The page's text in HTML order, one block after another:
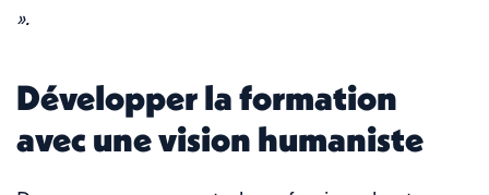
».
Développer la formation
avec une vision humaniste